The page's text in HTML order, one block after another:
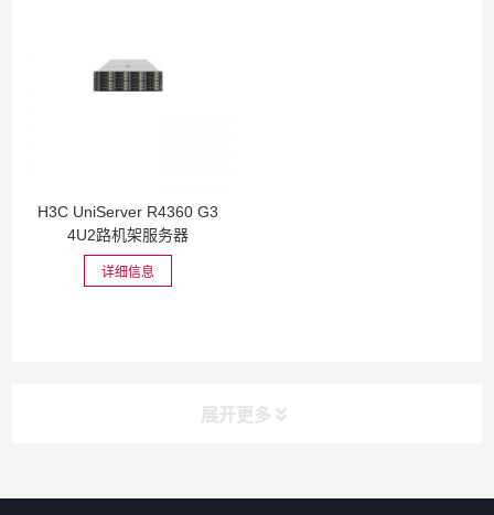
H3C UniServer R4360 G3
4U2路机架服务器
详细信息
展开更多